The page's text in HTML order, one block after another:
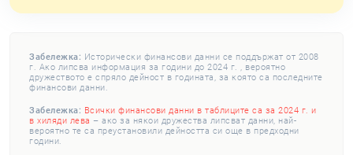
Забележка: Исторически финансови данни се поддържат от 2008
г. Ако липсва информация за години до 2024 г. , вероятно
дружеството е спряло дейност в годината, за която са последните
финансови данни.
Забележка: Всички финансови данни в таблиците са за 2024 г. и
в хиляди лева – ако за някои дружества липсват данни, най-
вероятно те са преустановили дейността си още в предходни
години.